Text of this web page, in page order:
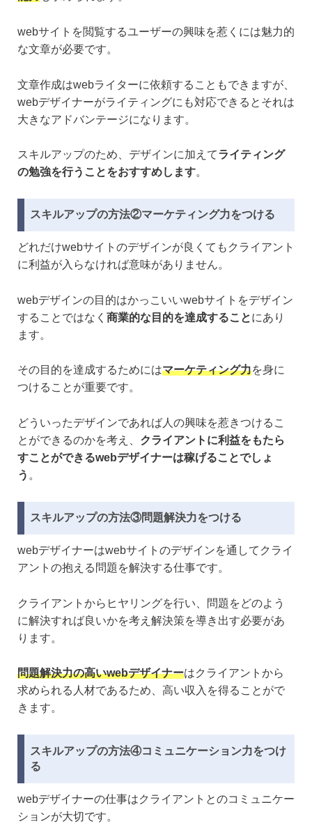
webサイトを閲覧するユーザーの興味を惹くには魅力的
な文章が必要です。
文章作成はwebライターに依頼することもできますが、
webデザイナーがライティングにも対応できるとそれは
大きなアドバンテージになります。
スキルアップのため、デザインに加えてライティング
の勉強を行うことをおすすめします。
スキルアップの方法②マーケティング力をつける
どれだけwebサイトのデザインが良くてもクライアント
に利益が入らなければ意味がありません。
webデザインの目的はかっこいいwebサイトをデザイン
することではなく 商業的な目的を達成することにあり
ます。
その目的を達成するためにはマーケティング力を身に
つけることが重要です。
どういったデザインであれば人の興味を惹きつけるこ
とができるのかを考え、 クライアントに利益をもたら
すことができるwebデザイナーは稼げることでしょ
う 。
スキルアップの方法③問題解決力をつける
webデザイナーはwebサイトのデザインを通してクライ
アントの抱える問題を解決する仕事です。
クライアントからヒヤリングを行い、問題をどのよう
に解決すれば良いかを考え解決策を導き出す必要があ
ります。
問題解決力の高いwebデザイナーはクライアントから
求められる人材であるため、高い収入を得ることがで
きます。
スキルアップの方法④コミュニケーション力をつけ
る
webデザイナーの仕事はクライアントとのコミュニケー
ションが大切です。